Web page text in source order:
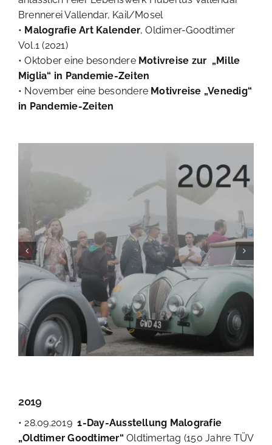
Brennerei Vallendar, Kail/Mosel
• Malografie Art Kalender, Oldimer-Goodtimer
Vol.1 (2021)
• Oktober eine besondere Motivreise zur „Mille
Miglia“ in Pandemie-Zeiten
• November eine besondere Motivreise „Venedig“
in Pandemie-Zeiten
2019
• 28.09.20191-Day-Ausstellung Malografie
„Oldtimer Goodtimer“ Oldtimertag (150 Jahre TÜV